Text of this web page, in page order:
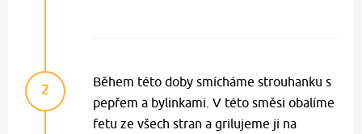
2
Během této doby smícháme strouhanku s
pepřem a bylinkami. V této směsi obalíme
fetu ze všech stran a grilujeme ji na